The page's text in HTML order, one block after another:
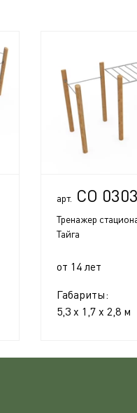
арт. СО
Тренажер
Тайга
от 14 лет
Габариты:
5,3 x 1,7 x 2,8 м